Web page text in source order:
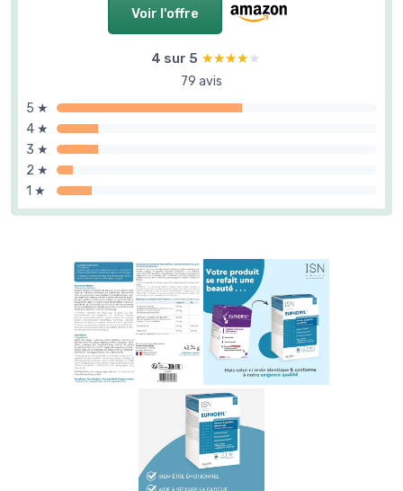
Voir l'offre
4 sur 5 ★★★★★
★★★★★
79 avis
5 ★
4 ★
3 ★
2 ★
1 ★